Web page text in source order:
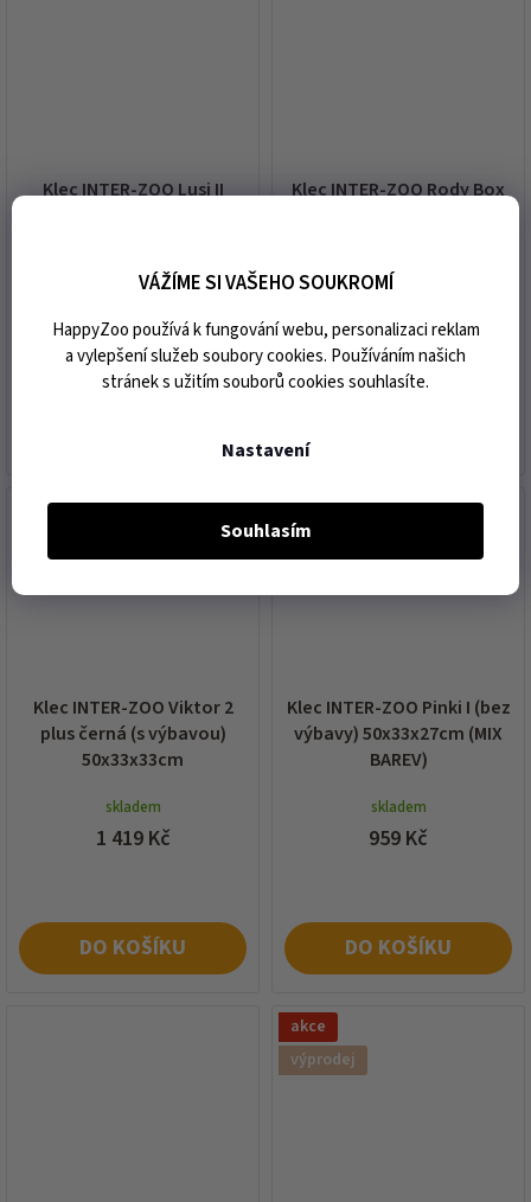
VÁŽÍME SI VAŠEHO SOUKROMÍ
HappyZoo používá k fungování webu, personalizaci reklam
a vylepšení služeb soubory cookies. Používáním našich
stránek s užitím souborů cookies souhlasíte.
Nastavení
Souhlasím
Klec INTER-ZOO Lusi II
skladem
1 499 Kč
Klec INTER-ZOO Rody Box
skladem
1 499 Kč
Klec INTER-ZOO Viktor 2
plus černá (s výbavou)
50x33x33cm
skladem
1 419 Kč
DO KOŠÍKU
Klec INTER-ZOO Pinki I (bez
výbavy) 50x33x27cm (MIX
BAREV)
skladem
959 Kč
DO KOŠÍKU
akce
výprodej